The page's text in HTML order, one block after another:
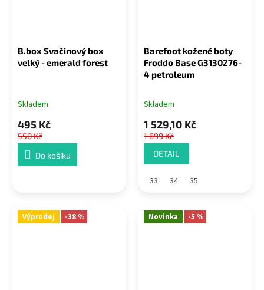
B.box Svačinový box
velký - emerald forest
Skladem
495 Kč
550 Kč
Do košíku
Barefoot kožené boty
Froddo Base G3130276-
4 petroleum
Skladem
1 529,10 Kč
1 699 Kč
DETAIL
33 34 35
Výprodej -38 % Novinka -5 %